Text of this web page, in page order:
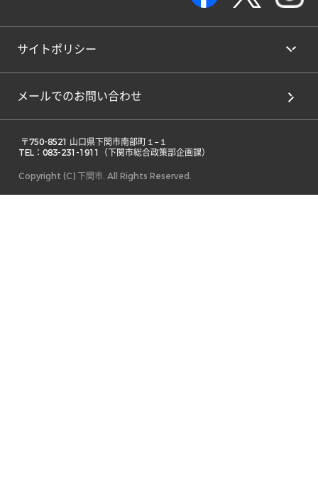
サイトポリシー
メールでのお問い合わせ
TEL：083-231-1911（下関市総合政策部企画課）
Copyright (C) 下関市. All Rights Reserved.